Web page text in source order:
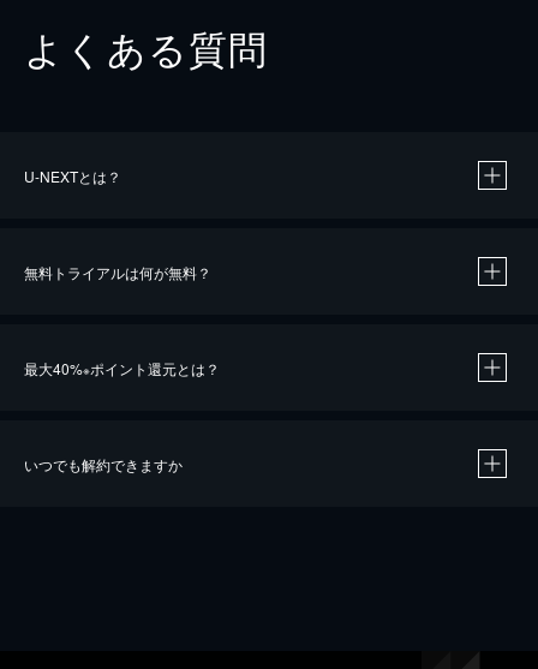
よくある質問
U-NEXTとは？
無料トライアルは何が無料？
最大40%※ポイント還元とは？
いつでも解約できますか